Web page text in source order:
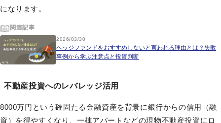
になります。
関連記事
2026/03/30
ヘッジファンドをおすすめしないと言われる理由とは？失敗
事例から学ぶ注意点と投資判断
不動産投資へのレバレッジ活用
8000万円という確固たる金融資産を背景に銀行からの信用（融
資）を得やすくなり、一棟アパートなどの現物不動産投資にロ